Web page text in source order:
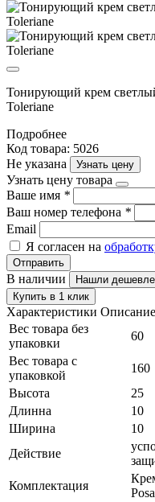
Тонирующий крем
Toleriane
Подробнее
Код товара: 5026
Не указана
Узнать цену
Узнать цену товара
Ваше имя *
Ваш номер телефона *
Email
Я согласен на
Отправить
В наличии
Нашли
Купить в 1 клик
Характеристики Описание
Вес товара без
упаковки
60
Вес товара с
упаковкой
160
Высота
25
Длинна
10
Ширина
10
Действие
Комплектация